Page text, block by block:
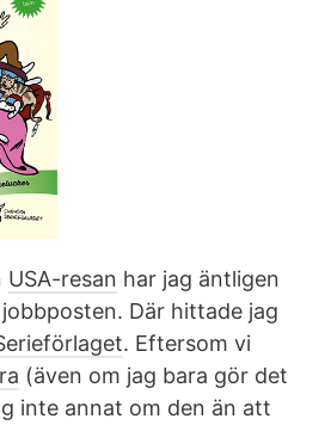
USA-resan har jag äntligen
Där hittade jag
. Eftersom vi
(även om jag bara gör det
inte annat om den än att